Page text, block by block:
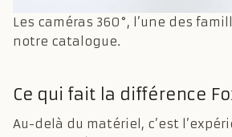
Les caméras 360°, l’une des
notre catalogue.
Ce qui fait la différence
Au-delà du matériel, c’est